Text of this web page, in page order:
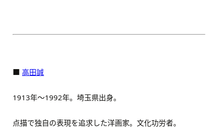
■ 高田誠
1913年～1992年。埼玉県出身。
点描で独自の表現を追求した洋画家。文化功労者。